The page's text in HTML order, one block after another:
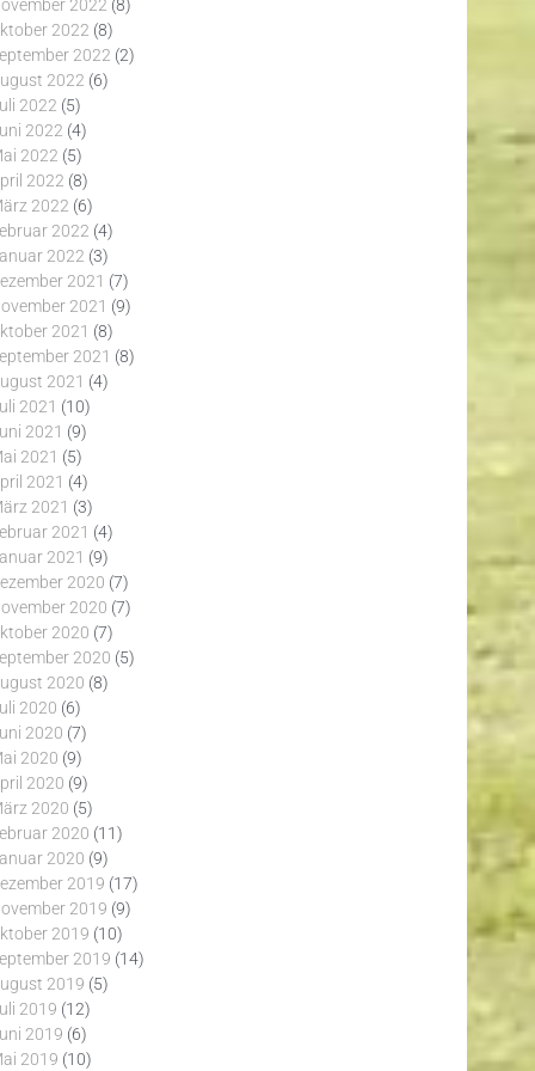
2022 (8)
2022 (8)
2022 (2)
2022 (6)
2022 (5)
2022 (4)
2022 (5)
2022 (8)
2022 (6)
2022 (4)
2022 (3)
2021 (7)
2021 (9)
2021 (8)
2021 (8)
2021 (4)
2021 (10)
2021 (9)
2021 (5)
2021 (4)
2021 (3)
2021 (4)
2021 (9)
2020 (7)
2020 (7)
2020 (7)
2020 (5)
2020 (8)
2020 (6)
2020 (7)
2020 (9)
2020 (9)
2020 (5)
2020 (11)
2020 (9)
2019 (17)
2019 (9)
2019 (10)
2019 (14)
2019 (5)
2019 (12)
2019 (6)
2019 (10)